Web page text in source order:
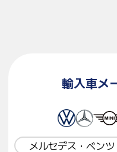
輸入車メ
メルセデス・ベンツ